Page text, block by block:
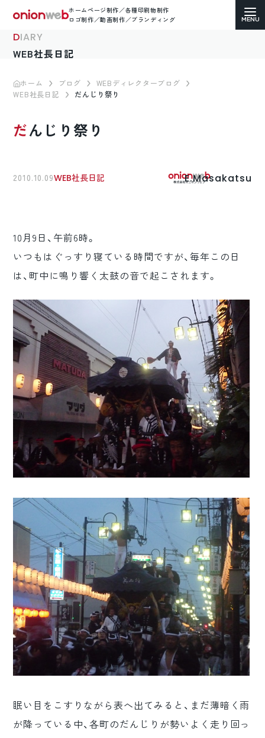
ホームページ制作／各種印刷物制作
ロゴ制作／動画制作／ブランディング
ホームページ制作
コーポレートサイト
ロゴマーク制作
ブランディング
DIARY
WEB社長日記
ホーム ブログ
WEBディレクターブログ
WEB社長日記
だんじり祭り
だんじり祭り
2010.10.09WEB社長日記 E.Masakatsu
10月9日、午前6時。
いつもはぐっすり寝ている時間ですが、毎年この日
は、町中に鳴り響く太鼓の音で起こされます。
眠い目をこすりながら表へ出てみると、まだ薄暗く雨
が降っている中、各町のだんじりが勢いよく走り回っ